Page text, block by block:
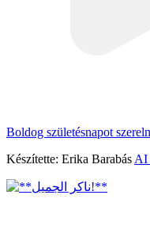
Boldog születésnapot
Készítette: Erika Barabás AI